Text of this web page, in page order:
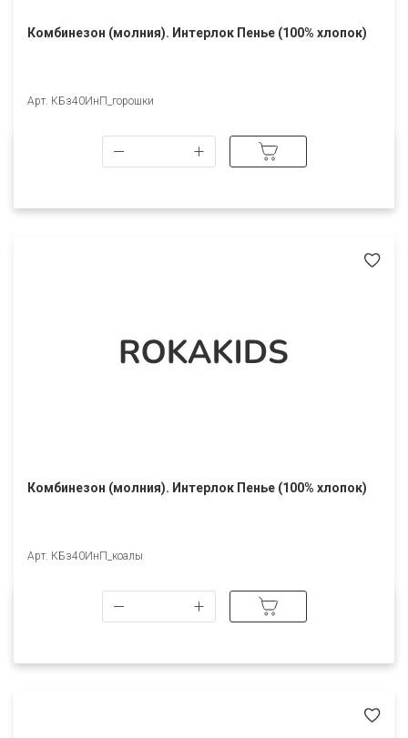
Комбинезон (молния). Интерлок Пенье (100% хлопок)
Арт. КБз40ИнП_горошки
Комбинезон (молния). Интерлок Пенье (100% хлопок)
Арт. КБз40ИнП_коалы